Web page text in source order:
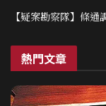
【疑案勘察隊】條
熱門文章